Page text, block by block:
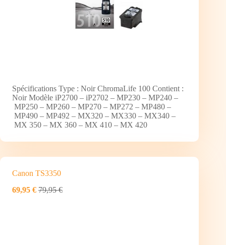
Spécifications Type : Noir ChromaLife 100 Contient :
Noir Modèle iP2700 – iP2702 – MP230 – MP240 –
MP250 – MP260 – MP270 – MP272 – MP480 –
MP490 – MP492 – MX320 – MX330 – MX340 –
MX 350 – MX 360 – MX 410 – MX 420
Canon TS3350
69,95 € 79,95 €